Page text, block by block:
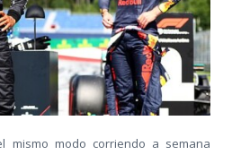
mismo modo corriendo a semana